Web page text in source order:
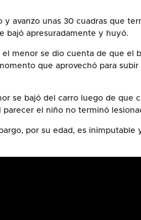
y avanzo unas 30 cuadras que
bajó apresuradamente y huyó.
menor se dio cuenta de que el
que aprovechó para subir
se bajó del carro luego de que
parecer el niño no terminó
por su edad, es inimputable